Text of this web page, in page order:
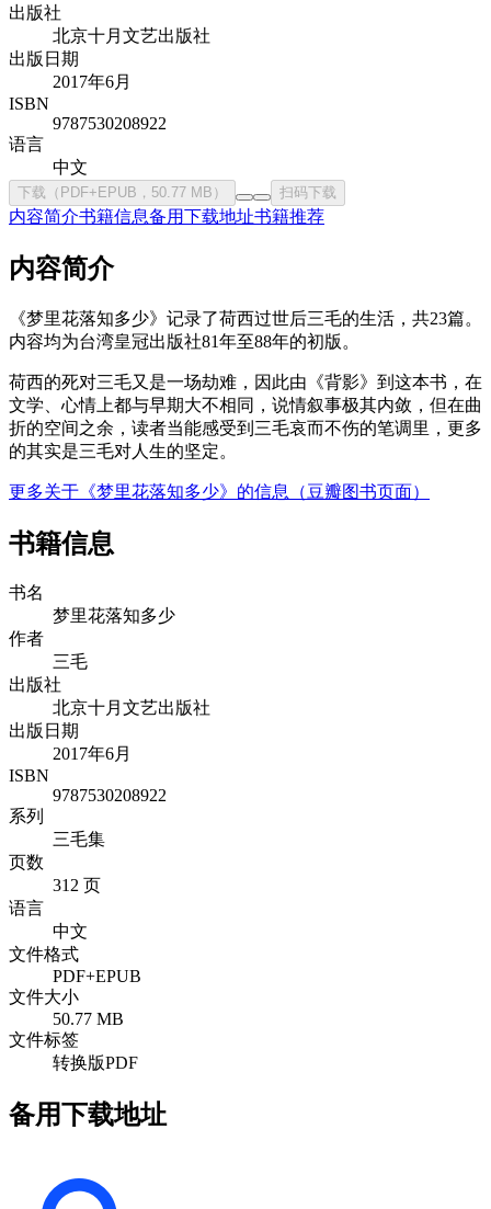
出版社
北京十月文艺出版社
出版日期
2017年6月
ISBN
9787530208922
语言
中文
下载（PDF+EPUB，50.77 MB） 扫码下载
内容简介书籍信息备用下载地址书籍推荐
内容简介
《梦里花落知多少》记录了荷西过世后三毛的生活，共23篇。
内容均为台湾皇冠出版社81年至88年的初版。
荷西的死对三毛又是一场劫难，因此由《背影》到这本书，在
文学、心情上都与早期大不相同，说情叙事极其内敛，但在曲
折的空间之余，读者当能感受到三毛哀而不伤的笔调里，更多
的其实是三毛对人生的坚定。
更多关于《梦里花落知多少》的信息（豆瓣图书页面）
书籍信息
书名
梦里花落知多少
作者
三毛
出版社
北京十月文艺出版社
出版日期
2017年6月
ISBN
9787530208922
系列
三毛集
页数
312 页
语言
中文
文件格式
PDF+EPUB
文件大小
50.77 MB
文件标签
转换版PDF
备用下载地址